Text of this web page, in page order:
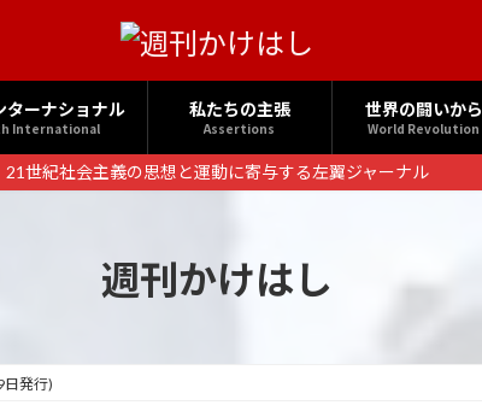
ターナショナル
International
私たちの主張
Assertions
世界の闘いから
World Revolution
21世紀社会主義の思想と運動に寄与する左翼ジャーナル
週刊かけはし
発行)